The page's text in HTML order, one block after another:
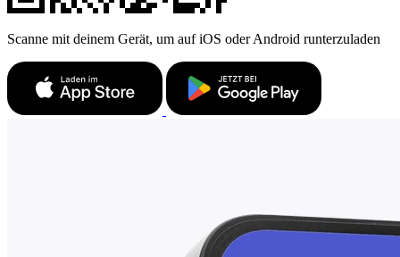
Scanne mit deinem Gerät, um auf iOS oder Android runterzuladen